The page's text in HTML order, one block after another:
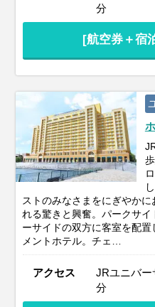
分
[航空券＋宿
ストのみなさまをにぎやか
れる驚きと興奮。パークサ
ーサイドの双方に客室を配
メントホテル。チェ…
アクセス
JRユニバー
分